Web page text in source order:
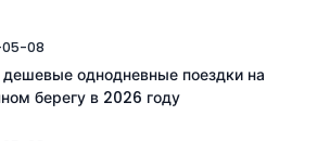
08
однодневные поездки на
берегу в 2026 году